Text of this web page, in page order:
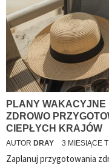
PLANY
ZDROWO
CIEPŁYCH KRAJÓW
AUTOR DRAY 3 MIESIĄCE
Zaplanuj przygotowania